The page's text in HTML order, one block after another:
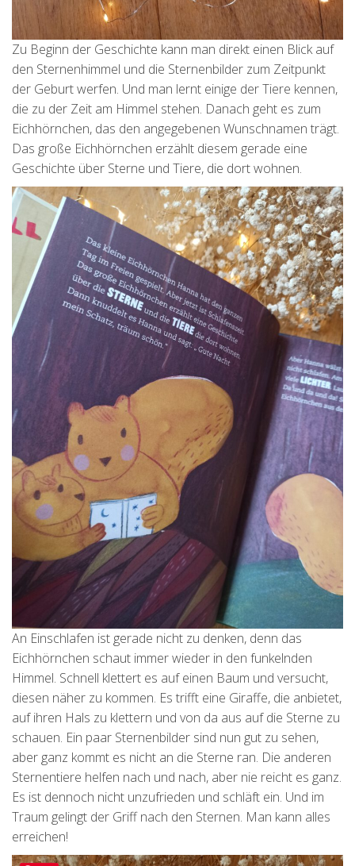
Zu Beginn der Geschichte kann man direkt einen Blick auf
den Sternenhimmel und die Sternenbilder zum Zeitpunkt
der Geburt werfen. Und man lernt einige der Tiere kennen,
die zu der Zeit am Himmel stehen. Danach geht es zum
Eichhörnchen, das den angegebenen Wunschnamen trägt.
Das große Eichhörnchen erzählt diesem gerade eine
Geschichte über Sterne und Tiere, die dort wohnen.
An Einschlafen ist gerade nicht zu denken, denn das
Eichhörnchen schaut immer wieder in den funkelnden
Himmel. Schnell klettert es auf einen Baum und versucht,
diesen näher zu kommen. Es trifft eine Giraffe, die anbietet,
auf ihren Hals zu klettern und von da aus auf die Sterne zu
schauen. Ein paar Sternenbilder sind nun gut zu sehen,
aber ganz kommt es nicht an die Sterne ran. Die anderen
Sternentiere helfen nach und nach, aber nie reicht es ganz.
Es ist dennoch nicht unzufrieden und schläft ein. Und im
Traum gelingt der Griff nach den Sternen. Man kann alles
erreichen!